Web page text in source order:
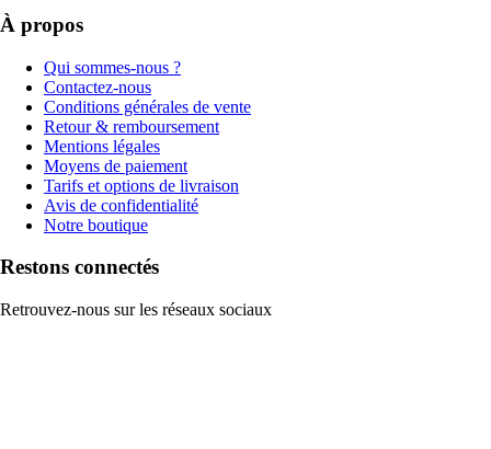
À propos
Qui sommes-nous ?
Contactez-nous
Conditions générales de vente
Retour & remboursement
Mentions légales
Moyens de paiement
Tarifs et options de livraison
Avis de confidentialité
Notre boutique
Restons connectés
Retrouvez-nous sur les réseaux sociaux